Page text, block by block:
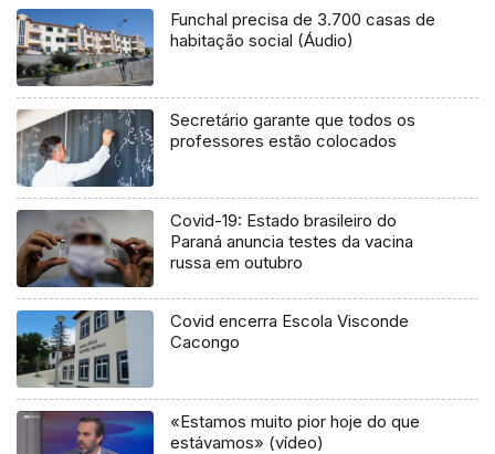
Funchal precisa de 3.700 casas de
habitação social (Áudio)
Secretário garante que todos os
professores estão colocados
Covid-19: Estado brasileiro do
Paraná anuncia testes da vacina
russa em outubro
Covid encerra Escola Visconde
Cacongo
«Estamos muito pior hoje do que
estávamos» (vídeo)